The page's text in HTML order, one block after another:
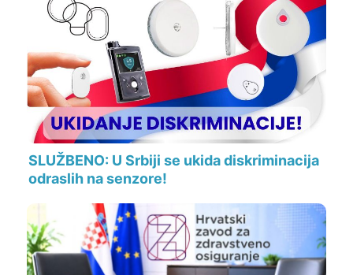
SLUŽBENO: U Srbiji se ukida diskriminacija
odraslih na senzore!